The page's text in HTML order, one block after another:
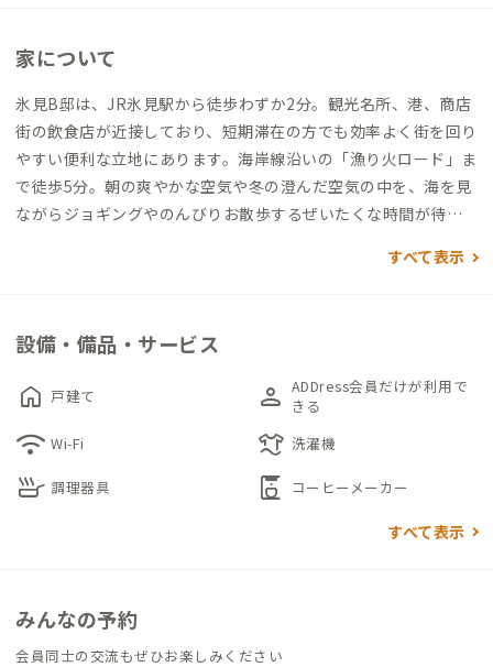
家について
氷見B邸は、JR氷見駅から徒歩わずか2分。観光名所、港、商店
街の飲食店が近接しており、短期滞在の方でも効率よく街を回り
やすい便利な立地にあります。海岸線沿いの「漁り火ロード」ま
で徒歩5分。朝の爽やかな空気や冬の澄んだ空気の中を、海を見
ながらジョギングやのんびりお散歩するぜいたくな時間が待っ
見かけたらぜひ家守にお声がけください。
壁やふすまに、氷見の海を思わせるブルーをアクセントにした
個室が2つ。いずれもセミダブルのベッドが置かれ、ゆっくり寛
げそうです。オイルヒーターやホットカーペットが用意されてい
るのもうれしいポイント。インテリアファブリックも楽しんで
長期滞在を希望する方に便利な設備が揃った家です。箱庭の緑を
眺めながらリモートワークができるコワーキングスペースでは
すべて表示
設備・備品・サービス
home 戸建て person ADDress会員だけが利用で
きる
wifi Wi-Fi laundry 洗濯機
skillet 調理器具 coffee_maker コーヒーメーカー
すべて表示
みんなの予約
会員同士の交流もぜひお楽しみください